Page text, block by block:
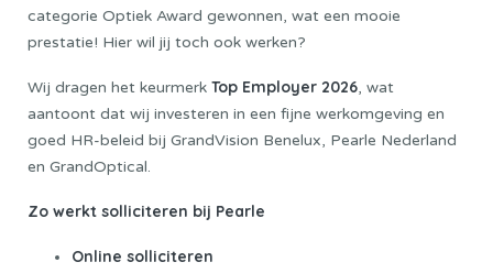
categorie Optiek Award gewonnen, wat een mooie
prestatie! Hier wil jij toch ook werken?
Wij dragen het keurmerk Top Employer 2026, wat
aantoont dat wij investeren in een fijne werkomgeving en
goed HR-beleid bij GrandVision Benelux, Pearle Nederland
en GrandOptical.
Zo werkt solliciteren bij Pearle
Online solliciteren